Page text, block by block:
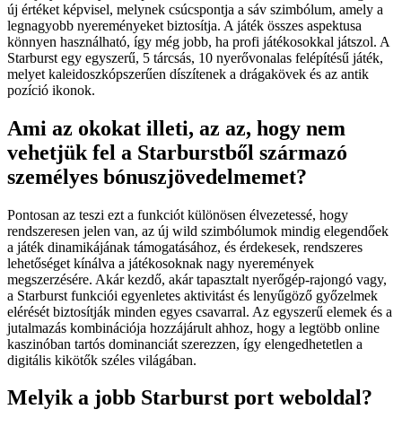
új értéket képvisel, melynek csúcspontja a sáv szimbólum, amely a
legnagyobb nyereményeket biztosítja. A játék összes aspektusa
könnyen használható, így még jobb, ha profi játékosokkal játszol. A
Starburst egy egyszerű, 5 tárcsás, 10 nyerővonalas felépítésű játék,
melyet kaleidoszkópszerűen díszítenek a drágakövek és az antik
pozíció ikonok.
Ami az okokat illeti, az az, hogy nem
vehetjük fel a Starburstből származó
személyes bónuszjövedelmemet?
Pontosan az teszi ezt a funkciót különösen élvezetessé, hogy
rendszeresen jelen van, az új wild szimbólumok mindig elegendőek
a játék dinamikájának támogatásához, és érdekesek, rendszeres
lehetőséget kínálva a játékosoknak nagy nyeremények
megszerzésére. Akár kezdő, akár tapasztalt nyerőgép-rajongó vagy,
a Starburst funkciói egyenletes aktivitást és lenyűgöző győzelmek
elérését biztosítják minden egyes csavarral. Az egyszerű elemek és a
jutalmazás kombinációja hozzájárult ahhoz, hogy a legtöbb online
kaszinóban tartós dominanciát szerezzen, így elengedhetetlen a
digitális kikötők széles világában.
Melyik a jobb Starburst port weboldal?